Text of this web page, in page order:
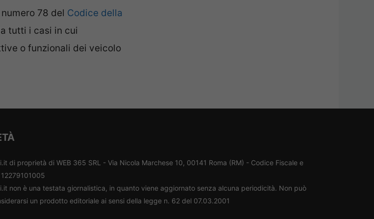
78 del Codice della
tutti i casi in cui
o funzionali dei veicolo
di proprietà di WEB 365 SRL - Via Nicola Marchese 10, 00141 Roma (RM) - Codice Fiscale e
non è una testata giornalistica, in quanto viene aggiornato senza alcuna periodicità. Non può
un prodotto editoriale ai sensi della legge n. 62 del 07.03.2001